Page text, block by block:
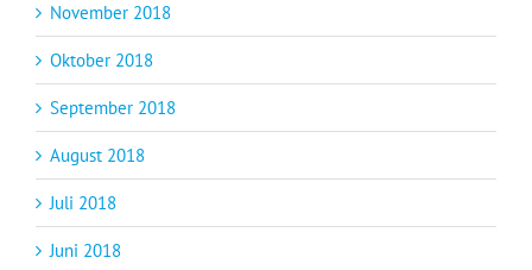
November 2018
Oktober 2018
September 2018
August 2018
Juli 2018
Juni 2018